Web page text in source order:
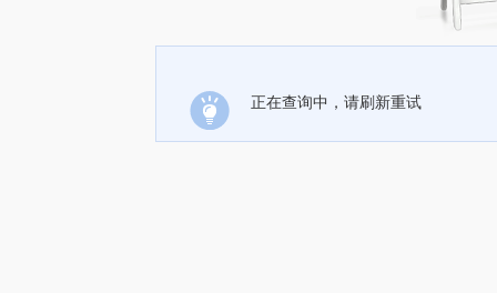
正在查询中，请刷新重试